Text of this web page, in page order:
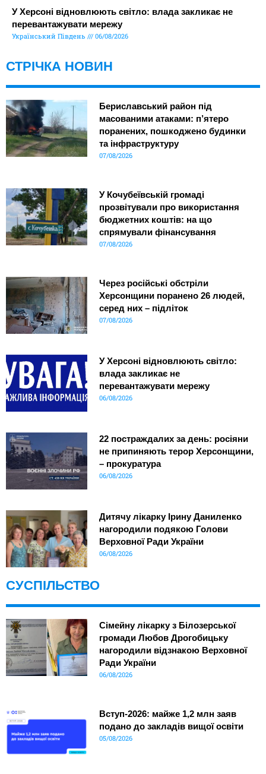
У Херсоні відновлюють світло: влада закликає не
перевантажувати мережу
Український Південь 06/08/2026
СТРІЧКА НОВИН
Бериславський район під
масованими атаками: п’ятеро
поранених, пошкоджено будинки
та інфраструктуру
07/08/2026
У Кочубеївській громаді
прозвітували про використання
бюджетних коштів: на що
спрямували фінансування
07/08/2026
Через російські обстріли
Херсонщини поранено 26 людей,
серед них – підліток
07/08/2026
У Херсоні відновлюють світло:
влада закликає не
перевантажувати мережу
06/08/2026
22 постраждалих за день: росіяни
не припиняють терор Херсонщини,
– прокуратура
06/08/2026
Дитячу лікарку Ірину Даниленко
нагородили подякою Голови
Верховної Ради України
06/08/2026
СУСПІЛЬСТВО
Сімейну лікарку з Білозерської
громади Любов Дрогобицьку
нагородили відзнакою Верховної
Ради України
06/08/2026
Вступ-2026: майже 1,2 млн заяв
подано до закладів вищої освіти
05/08/2026